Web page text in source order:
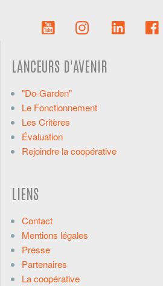
LANCEURS D'AVENIR
"Do-Garden"
Le Fonctionnement
Les Critères
Évaluation
Rejoindre la coopérative
LIENS
Contact
Mentions légales
Presse
Partenaires
La coopérative